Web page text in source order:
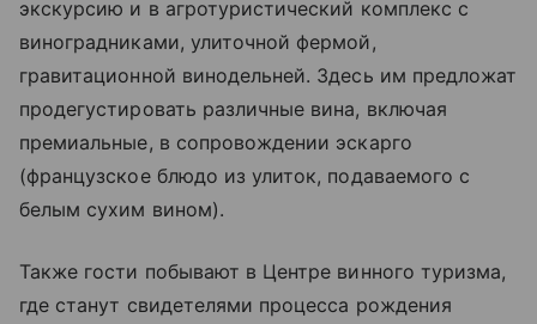
экскурсию и в агротуристический комплекс с
виноградниками, улиточной фермой,
гравитационной винодельней. Здесь им предложат
продегустировать различные вина, включая
премиальные, в сопровождении эскарго
(французское блюдо из улиток, подаваемого с
белым сухим вином).
Также гости побывают в Центре винного туризма,
где станут свидетелями процесса рождения